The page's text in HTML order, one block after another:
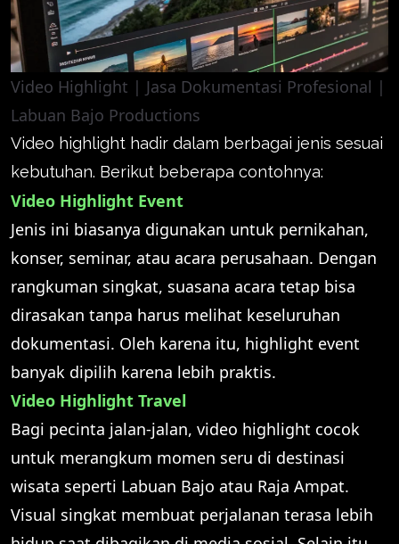
Video Highlight | Jasa Dokumentasi Profesional |
Labuan Bajo Productions
Video highlight hadir dalam berbagai jenis sesuai
kebutuhan. Berikut beberapa contohnya:
Video Highlight Event
Jenis ini biasanya digunakan untuk pernikahan,
konser, seminar, atau acara perusahaan. Dengan
rangkuman singkat, suasana acara tetap bisa
dirasakan tanpa harus melihat keseluruhan
dokumentasi. Oleh karena itu, highlight event
banyak dipilih karena lebih praktis.
Video Highlight Travel
Bagi pecinta jalan-jalan, video highlight cocok
untuk merangkum momen seru di destinasi
wisata seperti Labuan Bajo atau Raja Ampat.
Visual singkat membuat perjalanan terasa lebih